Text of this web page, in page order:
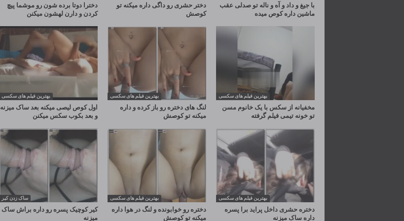
دخترا دوتا برده شون رو موشما پیچ
کردن و دارن لهشون میکنن
دختر حشری رو داگی داره میکنه تو
کوصش
با جیغ و داد و آه و ناله تو صدلی عقب
ماشین داره کوص میده
بهترین فیلم های سکسی
اول کوص لیصی میکنه بعد ساک میزنه
و بعد بکوب سکس میکنن
بهترین فیلم های سکسی
لنگ های دختره رو باز کرده و داره
میکنه تو کوصش
بهترین فیلم های سکسی
مخفیانه از سکس با یک خانوم مسن
تو خونه تیمی فیلم گرفته
ساک زدن کیر
کیر کوچیک پسره رو داره براش ساک
میزنه
بهترین فیلم های سکسی
دختره رو خوابونده و لنگ در هوا داره
میکنه تو کوصش
بهترین فیلم های سکسی
دختره حشری داخل پراید برا پسره
داره ساک میزنه